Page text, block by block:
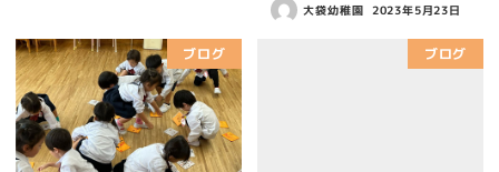
大袋幼稚園 2023年5月23日
ブログ ブログ